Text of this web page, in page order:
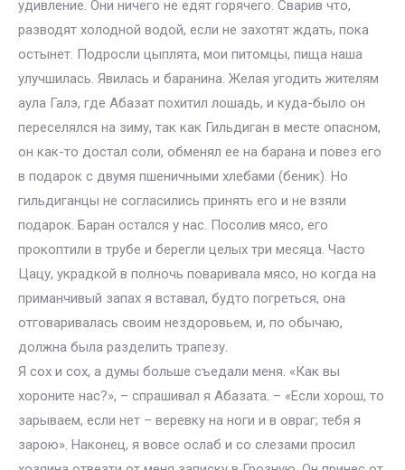
удивление. Они ничего не едят горячего. Сварив что,
разводят холодной водой, если не захотят ждать, пока
остынет. Подросли цыплята, мои питомцы, пища наша
улучшилась. Явилась и баранина. Желая угодить жителям
аула Галэ, где Абазат похитил лошадь, и куда-было он
переселялся на зиму, так как Гильдиган в месте опасном,
он как-то достал соли, обменял ее на барана и повез его
в подарок с двумя пшеничными хлебами (беник). Но
гильдиганцы не согласились принять его и не взяли
подарок. Баран остался у нас. Посолив мясо, его
прокоптили в трубе и берегли целых три месяца. Часто
Цацу, украдкой в полночь поваривала мясо, но когда на
приманчивый запах я вставал, будто погреться, она
отговаривалась своим нездоровьем, и, по обычаю,
должна была разделить трапезу.
Я сох и сох, а думы больше съедали меня. «Как вы
хороните нас?», – спрашивал я Абазата. – «Если хорош, то
зарываем, если нет – веревку на ноги и в овраг; тебя я
зарою». Наконец, я вовсе ослаб и со слезами просил